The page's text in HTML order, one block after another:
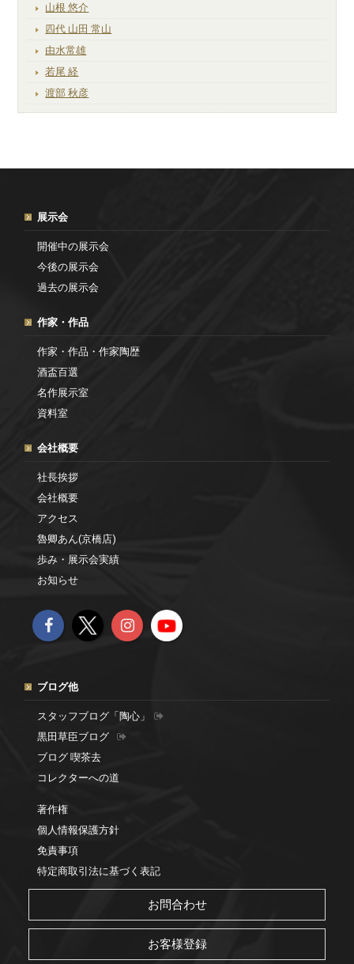
山根 悠介
四代 山田 常山
由水常雄
若尾 経
渡部 秋彦
展示会
開催中の展示会
今後の展示会
過去の展示会
作家・作品
作家・作品・作家陶歴
酒盃百選
名作展示室
資料室
会社概要
社長挨拶
会社概要
アクセス
魯卿あん(京橋店)
歩み・展示会実績
お知らせ
ブログ他
スタッフブログ「陶心」
黒田草臣ブログ
ブログ 喫茶去
コレクターへの道
著作権
個人情報保護方針
免責事項
特定商取引法に基づく表記
お問合わせ
お客様登録